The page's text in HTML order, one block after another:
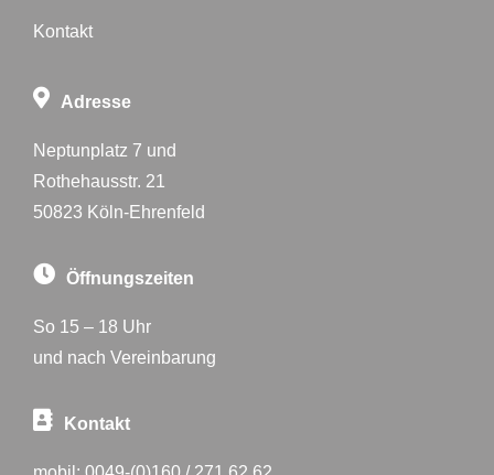
Kontakt
Adresse
Neptunplatz 7 und
Rothehausstr. 21
50823 Köln-Ehrenfeld
Öffnungszeiten
So 15 – 18 Uhr
und nach Vereinbarung
Kontakt